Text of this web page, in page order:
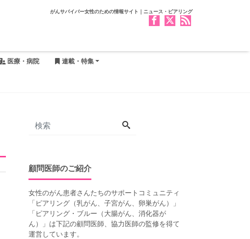
がんサバイバー女性のための情報サイト｜ニュース・ピアリング
医療・病院 連載・特集
顧問医師のご紹介
女性のがん患者さんたちのサポートコミュニティ
「 ピアリング（乳がん、子宮がん、卵巣がん）
」
「 ピアリング・ブルー（大腸がん、消化器が
ん）
」は下記の顧問医師、協力医師の監修を得て
運営しています。